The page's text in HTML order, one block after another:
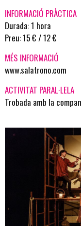
INFORMACIÓ PRÀCTICA
Durada: 1 hora
Preu: 15 € / 12 €
MÉS INFORMACIÓ
www.salatrono.com
ACTIVITAT PARAL·LELA
Trobada amb la